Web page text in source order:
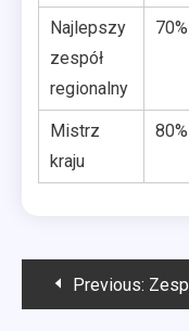
Najlepszy
zespół
regionalny
70%
Mistrz
kraju
80%
PostPrevious: Zespół Szkół Anglii: Formacje strategiczne, Przygotowania do meczu, Role graczy